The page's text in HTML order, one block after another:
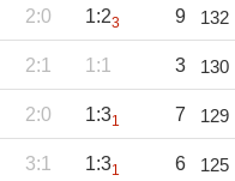
2:0 1:23 9 132
2:1 1:1 3 130
2:0 1:31 7 129
3:1 1:31 6 125